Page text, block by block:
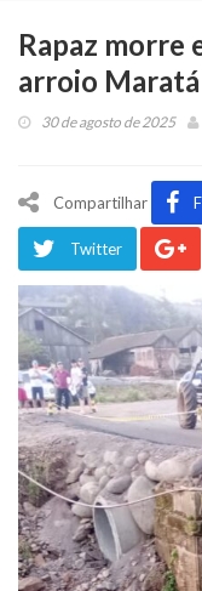
Rapaz morre
arroio Maratá
30 de agosto de 2025
Compartilhar
Twitter